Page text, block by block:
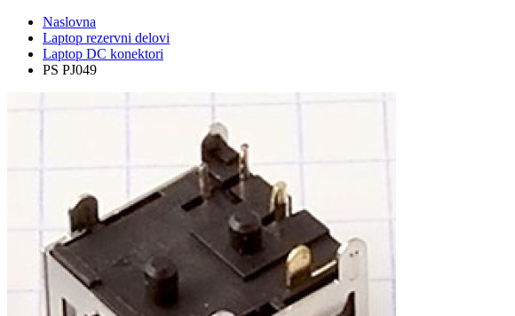
Naslovna
Laptop rezervni delovi
Laptop DC konektori
PS PJ049